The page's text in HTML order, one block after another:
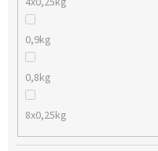
0,9kg
0,8kg
8x0,25kg